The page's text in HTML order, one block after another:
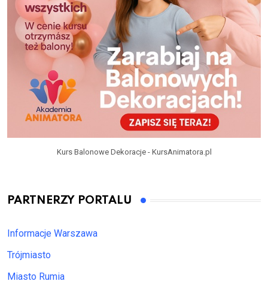
Kurs Balonowe Dekoracje - KursAnimatora.pl
PARTNERZY PORTALU
Informacje Warszawa
Trójmiasto
Miasto Rumia